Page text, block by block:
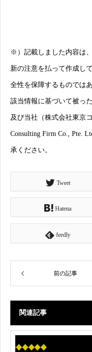
※）記載しました内容は
新の注意を払って作成し
全性を保障するものでは
該当情報に基づいて被っ
及び当社（株式会社東京
Consulting Firm Co., Pte.
承ください。
Tweet
Hatena
feedly
前の記事
関連記事